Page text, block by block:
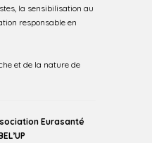
la sensibilisation au
responsable en
et de la nature de
Eurasanté